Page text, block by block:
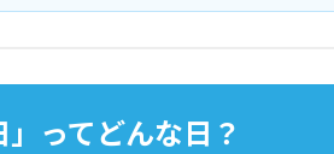
ってどんな日？